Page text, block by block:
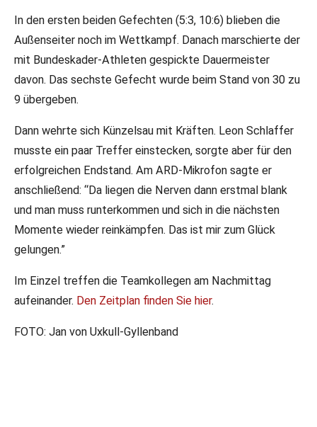
In den ersten beiden Gefechten (5:3, 10:6) blieben die
Außenseiter noch im Wettkampf. Danach marschierte der
mit Bundeskader-Athleten gespickte Dauermeister
davon. Das sechste Gefecht wurde beim Stand von 30 zu
9 übergeben.
Dann wehrte sich Künzelsau mit Kräften. Leon Schlaffer
musste ein paar Treffer einstecken, sorgte aber für den
erfolgreichen Endstand. Am ARD-Mikrofon sagte er
anschließend: “Da liegen die Nerven dann erstmal blank
und man muss runterkommen und sich in die nächsten
Momente wieder reinkämpfen. Das ist mir zum Glück
gelungen.”
Im Einzel treffen die Teamkollegen am Nachmittag
aufeinander. Den Zeitplan finden Sie hier.
FOTO: Jan von Uxkull-Gyllenband